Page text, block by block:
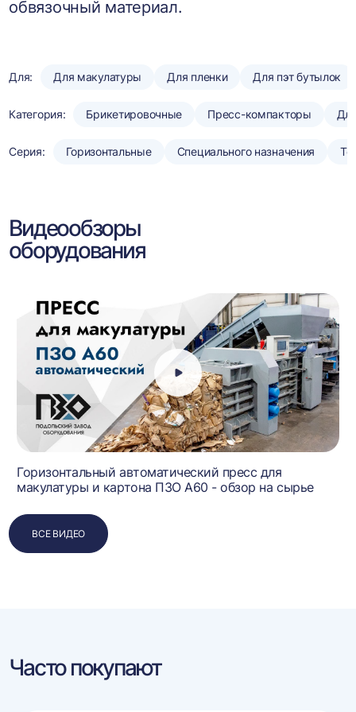
обвязочный материал.
Для: Для макулатуры Для пленки Для пэт бутылок
Категория: Брикетировочные Пресс-компакторы
Серия: Горизонтальные Специального назначения
Видеообзоры
оборудования
Горизонтальный автоматический пресс для
макулатуры и картона ПЗО А60 - обзор на сырье
ВСЕ ВИДЕО
Часто покупают